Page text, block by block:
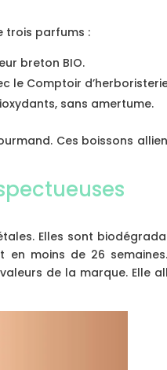
trois parfums :
breton BIO.
le Comptoir
sans amertume.
Ces boissons
Elles sont
en moins de 26
de la marque. Elle